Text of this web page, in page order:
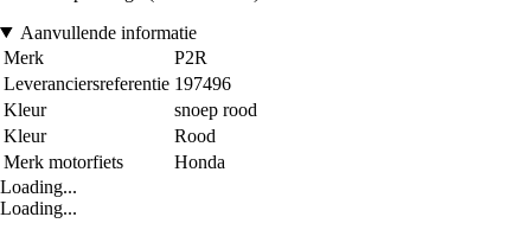
Aanvullende informatie
Merk
P2R
Leveranciersreferentie 197496
Kleur
snoep rood
Kleur
Rood
Merk motorfiets
Honda
Loading...
Loading...